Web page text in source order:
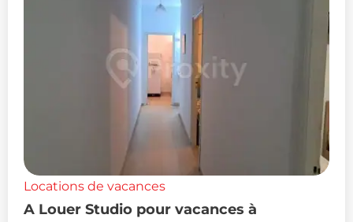
Locations de vacances
A Louer Studio pour vacances à